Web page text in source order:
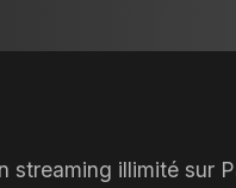
streaming illimité sur